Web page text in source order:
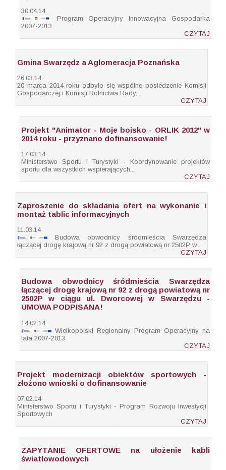
30.04.14
Program Operacyjny Innowacyjna Gospodarka
2007-2013
CZYTAJ
Gmina Swarzędz a Aglomeracja Poznańska
26.03.14
20 marca 2014 roku odbyło się wspólne posiedzenie Komisji
Gospodarczej i Komisji Rolnictwa Rady...
CZYTAJ
Projekt "Animator - Moje boisko - ORLIK 2012" w
2014 roku - przyznano dofinansowanie!
17.03.14
Ministerstwo Sportu i Turystyki - Koordynowanie projektów
sportu dla wszystkich wspierających...
CZYTAJ
Zaproszenie do składania ofert na wykonanie i
montaż tablic informacyjnych
11.03.14
Budowa obwodnicy śródmieścia Swarzędza
łączącej drogę krajową nr 92 z drogą powiatową nr 2502P w...
CZYTAJ
Budowa obwodnicy śródmieścia Swarzędza
łączącej drogę krajową nr 92 z drogą powiatową nr
2502P w ciągu ul. Dworcowej w Swarzędzu -
UMOWA PODPISANA!
14.02.14
Wielkopolski Regionalny Program Operacyjny na
lata 2007-2013
CZYTAJ
Projekt modernizacji obiektów sportowych -
złożono wnioski o dofinansowanie
07.02.14
Ministerstwo Sportu i Turystyki - Program Rozwoju Inwestycji
Sportowych
CZYTAJ
ZAPYTANIE OFERTOWE na ułożenie kabli
światłowodowych